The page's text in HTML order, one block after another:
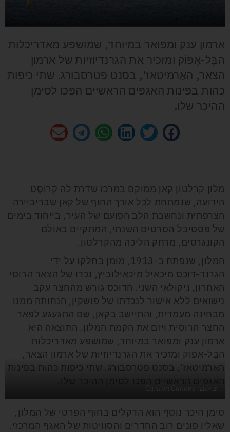
ארמון ענק ומפואר במיוחד, שמושפע מאדריכלות
הבֶּל-אֶפּוֹק ומזכיר את הגרנדיוזיות של ארמון
הצאר, האֶרמיטאז', בסנט פטרסבורג. שתי כיפות
כהות בפינות האגפים הראשיים הפכו לסימן
ההיכר שלו.
מלון קרלטון קאן ממוקם במרכז שדרת לַה קרוֹסֶט
הידועה, שנמתחת לכל אורך החוף של קאן שבריביירה
הצרפתית ונחשבת הלב הפועם של העיר, בייחוד בימים
של פסטיבל הסרטים השנתי, המתקיים באולם
הקונגרסים, מרחק הליכה מהקרלטון.
המלון, שנפתח ב-1913, מומן בחלקו על ידי
הגרנד-דוכס מיכאיל מיכאילוביץ, נכדו של הצאר הרוסי
האחרון, ניקולאי השני. הדוכס גורש מהחצר עקב
נישואים ללא אישור לנכדתו של פושקין, הנחותה ממנו
מבחינה מעמדית, והתיישב בקאן, שם התגעגע לפאר
החצר הרוסית ויזם את הקמת המלון. התוצאה היא
ארמון ענק ומפואר במיוחד, שמושפע מאדריכלות
הבֶּל-אֶפּוֹק ומזכיר את הגרנדיוזיות של ארמון הצאר,
האֶרמיטאז', בסנט פטרסבורג. שתי כיפות כהות בפינות
סימן היכר נוסף הוא הדקלים בחוף הפרטי של המלון,
שאליו פונים רוב החדרים והסוויטות של האגף המרכזי.